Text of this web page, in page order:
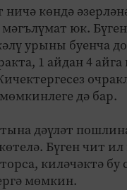
көндә
юк.
урыны буенча
1 айдан 4 айга
дә бар.
дәүләт
Бүген чит
киләчәктә
мөмкин.